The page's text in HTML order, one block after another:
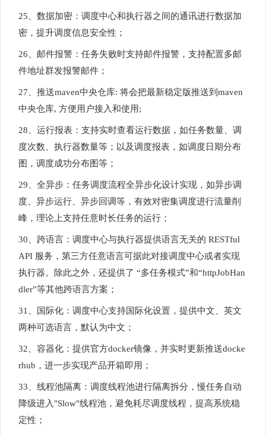
25、数据加密：调度中心和执行器之间的通讯进行数据加
密，提升调度信息安全性；
26、邮件报警：任务失败时支持邮件报警，支持配置多邮
件地址群发报警邮件；
27、推送maven中央仓库: 将会把最新稳定版推送到maven
中央仓库, 方便用户接入和使用;
28、运行报表：支持实时查看运行数据，如任务数量、调
度次数、执行器数量等；以及调度报表，如调度日期分布
图，调度成功分布图等；
29、全异步：任务调度流程全异步化设计实现，如异步调
度、异步运行、异步回调等，有效对密集调度进行流量削
峰，理论上支持任意时长任务的运行；
30、跨语言：调度中心与执行器提供语言无关的 RESTful
API 服务，第三方任意语言可据此对接调度中心或者实现
执行器。除此之外，还提供了 “多任务模式”和“httpJobHan
dler”等其他跨语言方案；
31、国际化：调度中心支持国际化设置，提供中文、英文
两种可选语言，默认为中文；
32、容器化：提供官方docker镜像，并实时更新推送docke
rhub，进一步实现产品开箱即用；
33、线程池隔离：调度线程池进行隔离拆分，慢任务自动
降级进入"Slow"线程池，避免耗尽调度线程，提高系统稳
定性；